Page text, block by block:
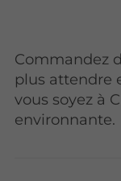
Commandez
plus attendre
vous soyez à
environnante.